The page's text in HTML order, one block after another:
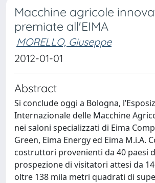
Macchine agricole
premiate all'EIMA
MORELLO, Giuseppe
2012-01-01
Abstract
Si conclude oggi a Bologna,
Internazionale delle Macchine
nei saloni specializzati di Eima
Green, Eima Energy ed Eima M.i.A.
costruttori provenienti da 40 paesi
prospezione di visitatori attesi da
oltre 138 mila metri quadrati di